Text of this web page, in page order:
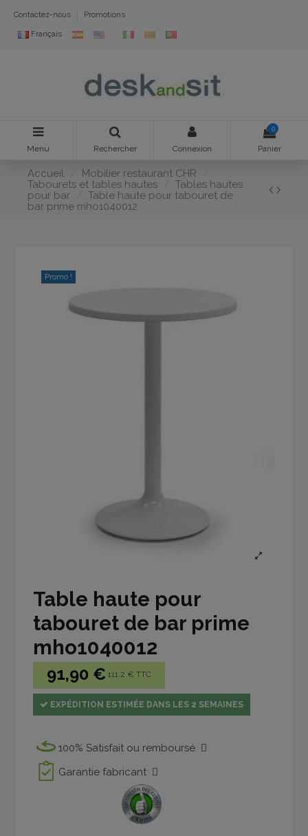
Contactez-nous Promotions
Français
Menu Rechercher Connexion
0
Panier
Accueil
Mobilier restaurant CHR
Tabourets et tables hautes
Tables hautes
pour bar
Table haute pour tabouret de
bar prime mho1040012
Promo !
Table haute pour
tabouret de bar prime
mho1040012
91,90 € 111.2 € TTC
EXPÉDITION ESTIMÉE DANS LES 2 SEMAINES
100% Satisfait ou remboursé
Garantie fabricant